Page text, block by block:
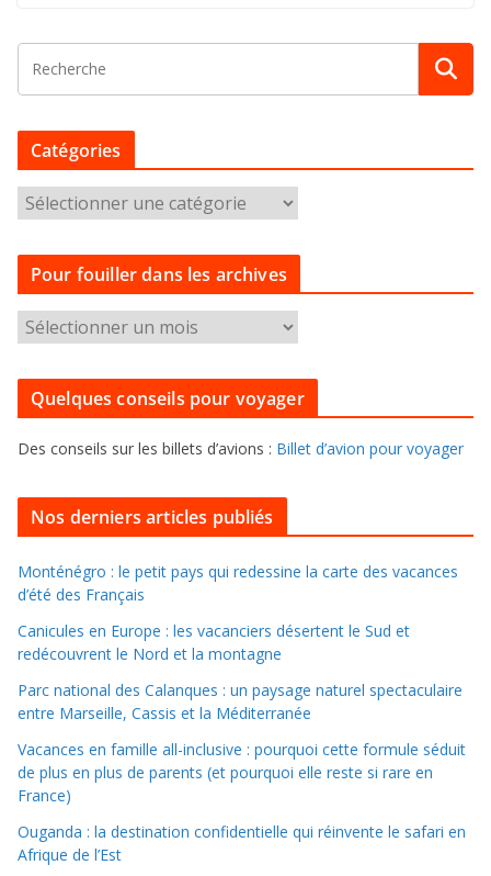
Catégories
a
t
g
e
s
Pour fouiller dans les archives
o
u
o
l
l
e
r
d
a
n
e
a
Quelques conseils pour voyager
Des conseils sur les billets d’avions : Billet d’avion pour voyager
Nos derniers articles publiés
Monténégro : le petit pays qui redessine la carte des vacances
d’été des Français
Canicules en Europe : les vacanciers désertent le Sud et
redécouvrent le Nord et la montagne
Parc national des Calanques : un paysage naturel spectaculaire
entre Marseille, Cassis et la Méditerranée
Vacances en famille all-inclusive : pourquoi cette formule séduit
de plus en plus de parents (et pourquoi elle reste si rare en
France)
Ouganda : la destination confidentielle qui réinvente le safari en
Afrique de l’Est